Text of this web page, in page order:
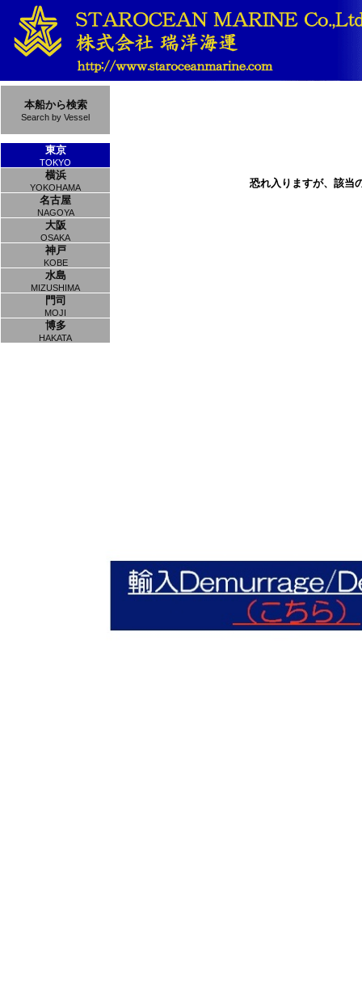
本船から検索
Search by Vessel
東京
TOKYO
横浜
YOKOHAMA
名古屋
NAGOYA
大阪
OSAKA
神戸
KOBE
水島
MIZUSHIMA
門司
MOJI
博多
HAKATA
恐れ入りますが、該当